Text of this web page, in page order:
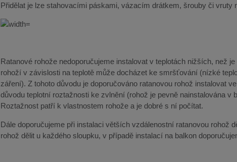
Přidělat je lze stahovacími páskami, vázacím drátkem, šrouby či vruty
Ratanové rohože nedoporučujeme instalovat v teplotách nižších, než
rohoží v závislosti na teplotě může docházet ke smršťování (nízké
záření). Z tohoto důvodu je doporučováno ratanovou rohož instalovat
důvodu teplotní roztažnosti ke zvlnění (rohož je pevně nainstalována
Roztažnost patří k vlastnostem rohože a je dobré s ní počítat.
Dále doporučujeme při instalaci větších vzdálenostní ratanovou rohož
rohož dělit u každého sloupku, v případě instalací na balkon